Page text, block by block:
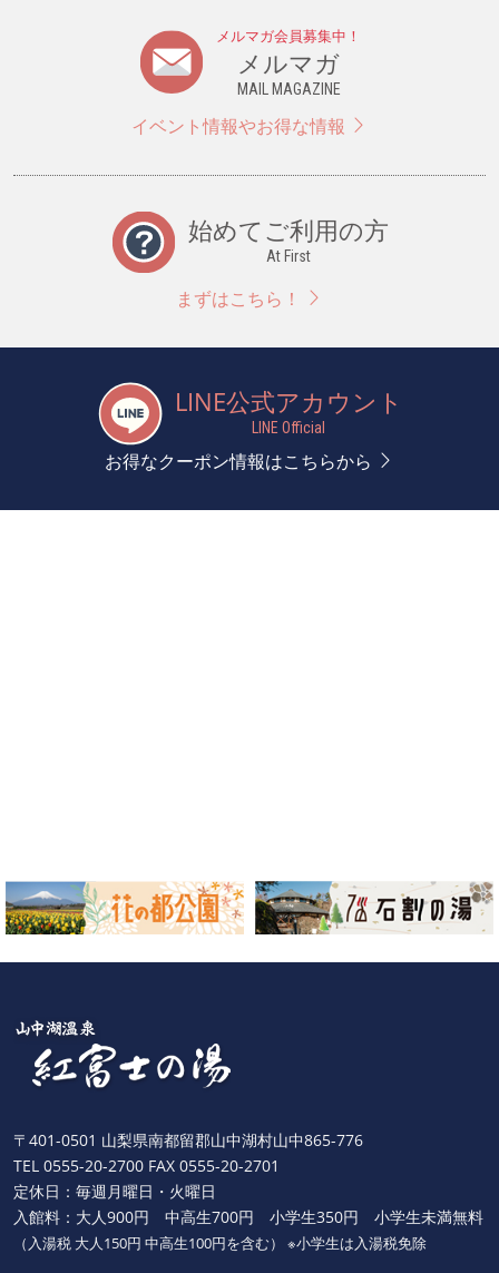
メルマガ会員募集中！
メルマガ
MAIL MAGAZINE
イベント情報やお得な情報
始めてご利用の方
At First
まずはこちら！
LINE公式アカウント
LINE Official
お得なクーポン情報はこちらから
〒401-0501 山梨県南都留郡山中湖村山中865-776
TEL 0555-20-2700 FAX 0555-20-2701
定休日：毎週月曜日・火曜日
入館料：大人900円 中高生700円 小学生350円 小学生未満無料
（入湯税 大人150円 中高生100円を含む） ※小学生は入湯税免除